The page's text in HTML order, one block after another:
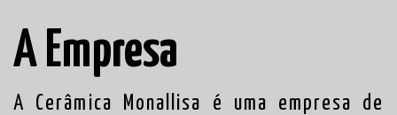
A Empresa
A Cerâmica Monallisa é uma empresa de